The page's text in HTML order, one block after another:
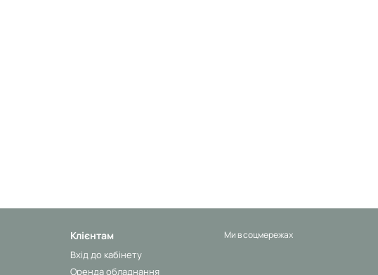
Клієнтам
Вхід до кабінету
Оренда обладнання
Ми в соцмережах